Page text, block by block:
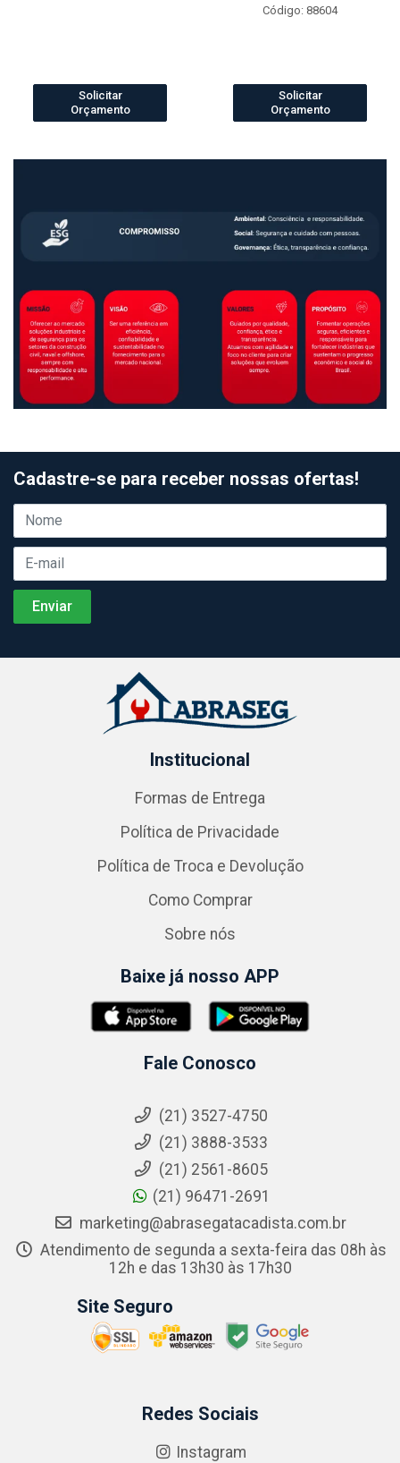
Solicitar
Orçamento
Código: 88604
Solicitar
Orçamento
Cadastre-se para receber nossas ofertas!
Institucional
Formas de Entrega
Política de Privacidade
Política de Troca e Devolução
Como Comprar
Sobre nós
Baixe já nosso APP
Fale Conosco
(21) 3527-4750
(21) 3888-3533
(21) 2561-8605
(21) 96471-2691
marketing@abrasegatacadista.com.br
Atendimento de segunda a sexta-feira das 08h às
12h e das 13h30 às 17h30
Site Seguro
Redes Sociais
Instagram